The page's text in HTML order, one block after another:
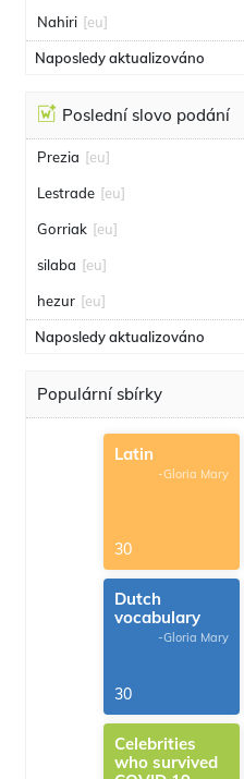
Nahiri [eu]
Naposledy aktualizováno
Poslední slovo podání
Prezia [eu]
Lestrade [eu]
Gorriak [eu]
silaba [eu]
hezur [eu]
Naposledy aktualizováno
Populární sbírky
Latin
-Gloria Mary
30
Dutch
vocabulary
-Gloria Mary
30
Celebrities
who survived